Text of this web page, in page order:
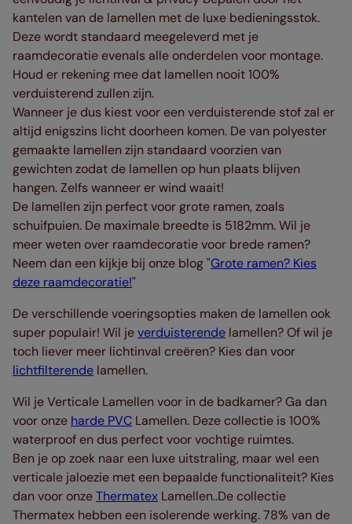
kantelen van de lamellen met de luxe bedieningsstok.
Deze wordt standaard meegeleverd met je
raamdecoratie evenals alle onderdelen voor montage.
Houd er rekening mee dat lamellen nooit 100%
verduisterend zullen zijn.
Wanneer je dus kiest voor een verduisterende stof zal er
altijd enigszins licht doorheen komen. De van polyester
gemaakte lamellen zijn standaard voorzien van
gewichten zodat de lamellen op hun plaats blijven
hangen. Zelfs wanneer er wind waait!
De lamellen zijn perfect voor grote ramen, zoals
schuifpuien. De maximale breedte is 5182mm. Wil je
meer weten over raamdecoratie voor brede ramen?
Neem dan een kijkje bij onze blog "Grote ramen? Kies
deze raamdecoratie!"
De verschillende voeringsopties maken de lamellen ook
super populair! Wil jeverduisterende lamellen? Of wil je
toch liever meer lichtinval creëren? Kies dan voor
lichtfilterende lamellen.
Wil je Verticale Lamellen voor in de badkamer? Ga dan
voor onze harde PVC Lamellen. Deze collectie is 100%
waterproof en dus perfect voor vochtige ruimtes.
Ben je op zoek naar een luxe uitstraling, maar wel een
verticale jaloezie met een bepaalde functionaliteit? Kies
dan voor onzeThermatex Lamellen..De collectie
Thermatex hebben een isolerende werking. 78% van de